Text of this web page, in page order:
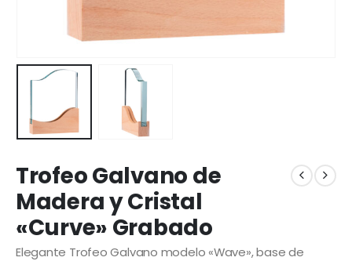
Trofeo Galvano de
Madera y Cristal
«Curve» Grabado
Elegante Trofeo Galvano modelo «Wave», base de